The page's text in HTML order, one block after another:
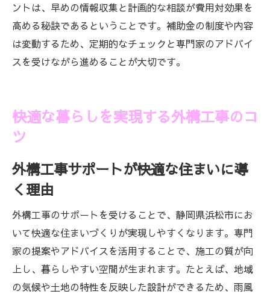
ントは、早めの情報収集と計画的な相談が費用対効果を
高める秘訣であるということです。補助金の制度や内容
は変動するため、定期的なチェックと専門家のアドバイ
スを受けながら進めることが大切です。
快適な暮らしを実現する外構工事のコ
ツ
外構工事サポートが快適な住まいに導
く理由
外構工事のサポートを受けることで、静岡県浜松市にお
いて快適な住まいづくりが実現しやすくなります。専門
家の提案やアドバイスを活用することで、施工の質が向
上し、暮らしやすい空間が生まれます。たとえば、地域
の気候や土地の特性を反映した設計ができるため、雨風